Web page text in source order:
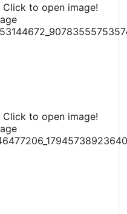
Click to open image!
Click to open image!